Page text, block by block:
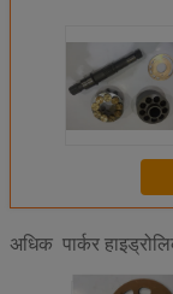
अधिक पार्कर